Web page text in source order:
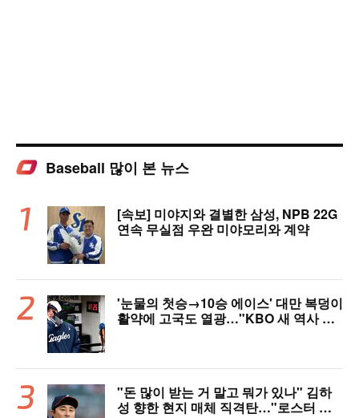
Baseball 많이 본 뉴스
[속보] 미야지와 결별한 삼성, NPB 22G
연속 무실점 우완 미야모리와 계약
'눈물의 첫승→10승 에이스' 대만 복덩이
활약에 고국도 열광…"KBO 새 역사 썼
"돈 많이 받는 거 말고 뭐가 있나" 김하
성 향한 현지 매체 직격탄…"로스터 한